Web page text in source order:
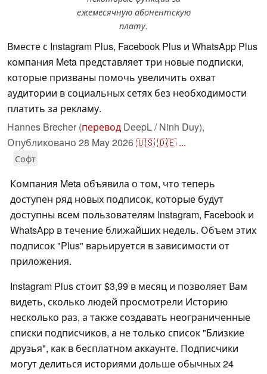
ежемесячную абонентскую
плату.
Вместе с Instagram Plus, Facebook Plus и WhatsApp Plus
компания Meta представляет три новые подписки,
которые призваны помочь увеличить охват
аудитории в социальных сетях без необходимости
платить за рекламу.
Hannes Brecher (перевод DeepL / Ninh Duy),
Опубликовано 28 May 2026🇺🇸🇩🇪 ...
Софт
Компания Meta объявила о том, что теперь
доступен ряд новых подписок, которые будут
доступны всем пользователям Instagram, Facebook и
WhatsApp в течение ближайших недель. Объем этих
подписок "Plus" варьируется в зависимости от
приложения.
Instagram Plus стоит $3,99 в месяц и позволяет Вам
видеть, сколько людей просмотрели Историю
несколько раз, а также создавать неограниченные
списки подписчиков, а не только список "Близкие
друзья", как в бесплатном аккаунте. Подписчики
могут делиться историями дольше обычных 24